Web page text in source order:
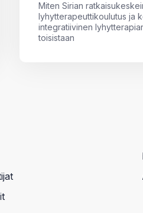
Miten Sirian
lyhytterapeuttikoulutus ja
integratiivinen
toisistaan